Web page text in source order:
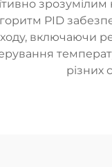
PID
включаючи
різних